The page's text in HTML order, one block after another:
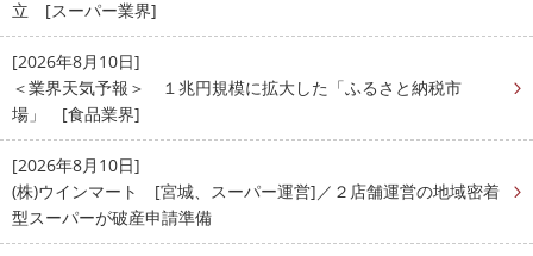
立 [スーパー業界]
[2026年8月10日]
＜業界天気予報＞ １兆円規模に拡大した「ふるさと納税市
場」 [食品業界]
[2026年8月10日]
(株)ウインマート [宮城、スーパー運営]／２店舗運営の地域密着
型スーパーが破産申請準備